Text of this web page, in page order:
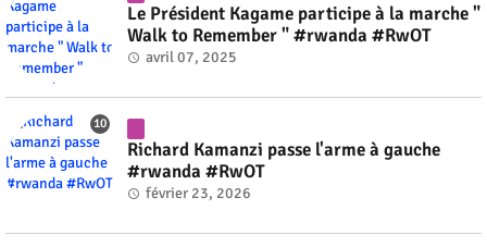
Le Président Kagame participe à la marche "
Walk to Remember " #rwanda #RwOT
avril 07, 2025
Richard Kamanzi passe l'arme à gauche
#rwanda #RwOT
février 23, 2026